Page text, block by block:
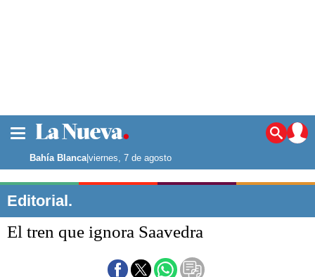
Noticias
La ciudad
Punta Alta
El mundo
Opinión
Bahía Blanca|viernes, 7 de agosto
Editorial.
El tren que ignora Saavedra